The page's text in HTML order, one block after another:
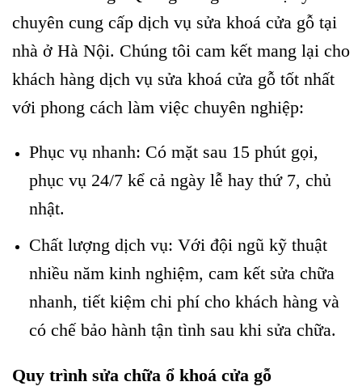
chuyên cung cấp dịch vụ sửa khoá cửa gỗ tại
nhà ở Hà Nội. Chúng tôi cam kết mang lại cho
khách hàng dịch vụ sửa khoá cửa gỗ tốt nhất
với phong cách làm việc chuyên nghiệp:
Phục vụ nhanh: Có mặt sau 15 phút gọi,
phục vụ 24/7 kể cả ngày lễ hay thứ 7, chủ
nhật.
Chất lượng dịch vụ: Với đội ngũ kỹ thuật
nhiều năm kinh nghiệm, cam kết sửa chữa
nhanh, tiết kiệm chi phí cho khách hàng và
có chế bảo hành tận tình sau khi sửa chữa.
Quy trình sửa chữa ổ khoá cửa gỗ